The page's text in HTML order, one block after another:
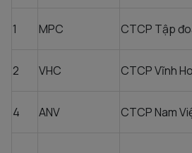
1 MPC CTCP Tập
2 VHC CTCP Vĩnh
4 ANV CTCP Nam